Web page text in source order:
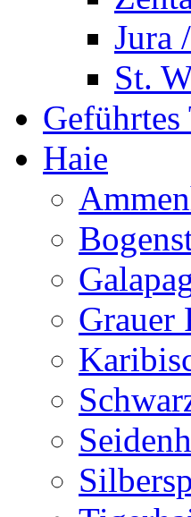
Jura
St.
Geführtes
Haie
Grauer